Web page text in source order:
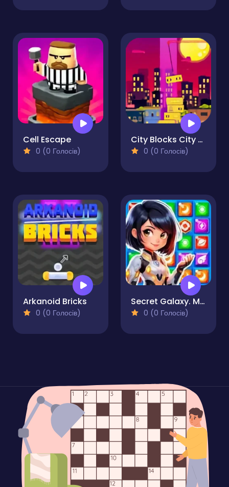
Cell Escape
0 (0 Голосів)
City Blocks City Tower
0 (0 Голосів)
Arkanoid Bricks
0 (0 Голосів)
Secret Galaxy. Match-three
0 (0 Голосів)